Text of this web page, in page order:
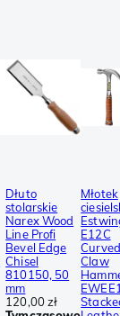
Dłuto
stolarskie
Narex Wood
Line Profi
Bevel Edge
Chisel
810150, 50
mm
120,00 zł
Młotek
E12C
Curved
Claw